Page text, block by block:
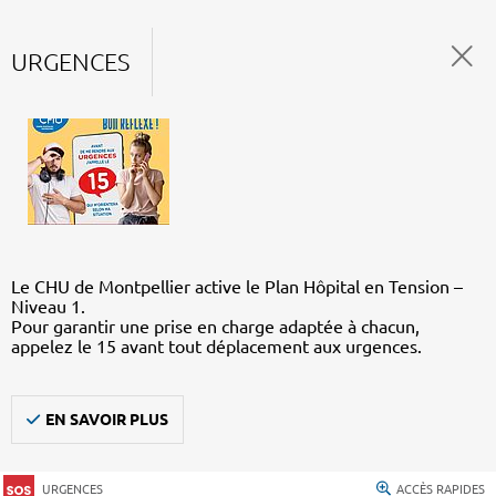
URGENCES
Le CHU de Montpellier active le Plan Hôpital en Tension –
Niveau 1.
Pour garantir une prise en charge adaptée à chacun,
appelez le 15 avant tout déplacement aux urgences.
EN SAVOIR PLUS
URGENCES ACCÈS RAPIDES